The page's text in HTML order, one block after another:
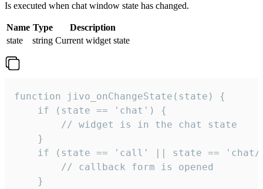
Is executed when chat window state has changed.
Name Type
Description
state
string Current widget state
function jivo_onChangeState(state) {
    if (state == 'chat') {
        // widget is in the chat state
    }
if (state == 'call' || state ==
        // callback form is opened
    }